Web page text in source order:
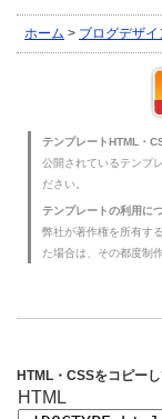
ホーム > ブログデザ
テンプレートHTML・
公開されているテンプ
ださい。
テンプレートの利用に
弊社が著作権を所有す
た場合は、その都度制
HTML・CSSをコピー
HTML